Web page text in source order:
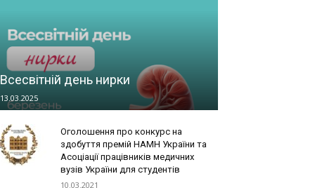
Всесвітній день нирки
13.03.2025
Оголошення про конкурс на
здобуття премій НАМН України та
Асоціації працівників медичних
вузів України для студентів
10.03.2021